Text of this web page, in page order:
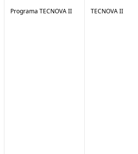
Programa TECNOVA II TECNOVA II